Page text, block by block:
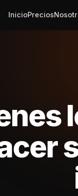
InicioPrecios